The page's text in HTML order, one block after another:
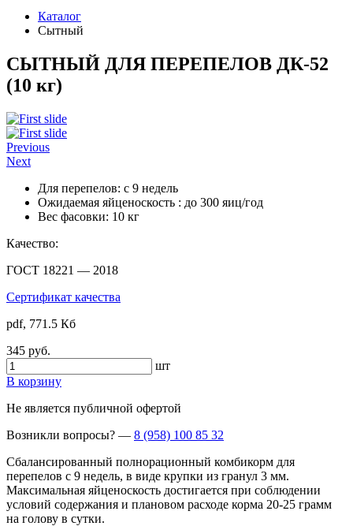
Каталог
Сытный
СЫТНЫЙ ДЛЯ ПЕРЕПЕЛОВ ДК-52
(10 кг)
Previous
Next
Для перепелов: с 9 недель
Ожидаемая яйценоскость : до 300 яиц/год
Вес фасовки: 10 кг
Качество:
ГОСТ 18221 — 2018
Сертификат качества
pdf, 771.5 Кб
345 руб.
шт
В корзину
Не является публичной офертой
Возникли вопросы? — 8 (958) 100 85 32
Сбалансированный полнорационный комбикорм для
перепелов с 9 недель, в виде крупки из гранул 3 мм.
Максимальная яйценоскость достигается при соблюдении
условий содержания и плановом расходе корма 20-25 грамм
на голову в сутки.